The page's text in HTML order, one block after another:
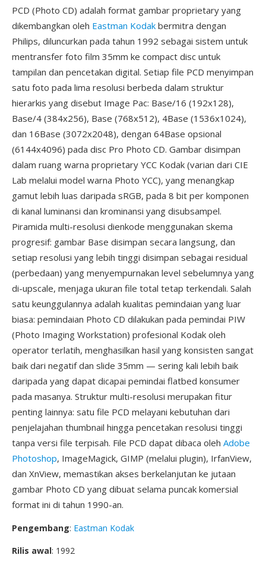
PCD (Photo CD) adalah format gambar proprietary yang
dikembangkan oleh Eastman Kodak bermitra dengan
Philips, diluncurkan pada tahun 1992 sebagai sistem untuk
mentransfer foto film 35mm ke compact disc untuk
tampilan dan pencetakan digital. Setiap file PCD menyimpan
satu foto pada lima resolusi berbeda dalam struktur
hierarkis yang disebut Image Pac: Base/16 (192x128),
Base/4 (384x256), Base (768x512), 4Base (1536x1024),
dan 16Base (3072x2048), dengan 64Base opsional
(6144x4096) pada disc Pro Photo CD. Gambar disimpan
dalam ruang warna proprietary YCC Kodak (varian dari CIE
Lab melalui model warna Photo YCC), yang menangkap
gamut lebih luas daripada sRGB, pada 8 bit per komponen
di kanal luminansi dan krominansi yang disubsampel.
Piramida multi-resolusi dienkode menggunakan skema
progresif: gambar Base disimpan secara langsung, dan
setiap resolusi yang lebih tinggi disimpan sebagai residual
(perbedaan) yang menyempurnakan level sebelumnya yang
di-upscale, menjaga ukuran file total tetap terkendali. Salah
satu keunggulannya adalah kualitas pemindaian yang luar
biasa: pemindaian Photo CD dilakukan pada pemindai PIW
(Photo Imaging Workstation) profesional Kodak oleh
operator terlatih, menghasilkan hasil yang konsisten sangat
baik dari negatif dan slide 35mm — sering kali lebih baik
daripada yang dapat dicapai pemindai flatbed konsumer
pada masanya. Struktur multi-resolusi merupakan fitur
penting lainnya: satu file PCD melayani kebutuhan dari
penjelajahan thumbnail hingga pencetakan resolusi tinggi
tanpa versi file terpisah. File PCD dapat dibaca oleh Adobe
Photoshop, ImageMagick, GIMP (melalui plugin), IrfanView,
dan XnView, memastikan akses berkelanjutan ke jutaan
gambar Photo CD yang dibuat selama puncak komersial
format ini di tahun 1990-an.
Pengembang: Eastman Kodak
Rilis awal: 1992